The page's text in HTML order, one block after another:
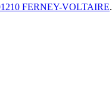
FERNEY-VOLTAIRE.